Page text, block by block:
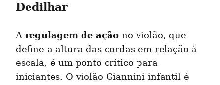
Dedilhar
A regulagem de ação no violão, que
define a altura das cordas em relação à
escala, é um ponto crítico para
iniciantes. O violão Giannini infantil é